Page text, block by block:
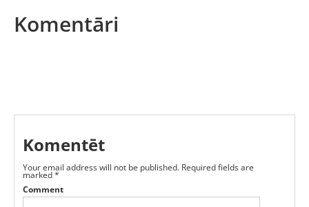
Komentāri
Komentēt
Your email address will not be published. Required fields are
marked*
Comment